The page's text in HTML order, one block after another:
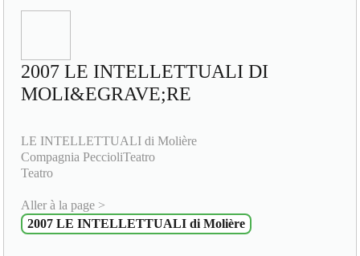
2007 LE INTELLETTUALI DI
MOLI&EGRAVE;RE
LE INTELLETTUALI di Molière
Compagnia PeccioliTeatro
Teatro
Aller à la page >
2007 LE INTELLETTUALI di Molière